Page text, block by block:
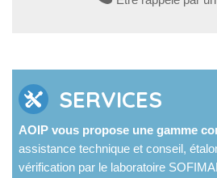
SERVICES
AOIP vous propose une gamme
assistance technique et conseil,
vérification par le laboratoire